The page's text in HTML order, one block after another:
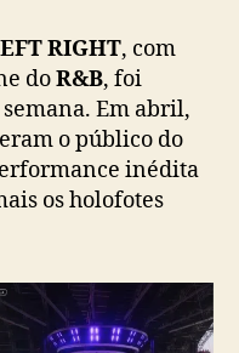
a
c
o
J
a
c
o
n
W
RIGHT, com
doR&B, foi
Em abril,
o público do
inédita
os holofotes